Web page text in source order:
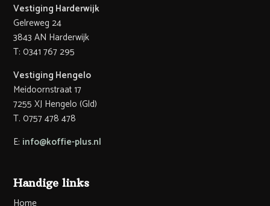
Vestiging Harderwijk
Gelreweg 24
3843 AN Harderwijk
T: 0341 767 295
Vestiging Hengelo
Meidoornstraat 17
7255 XJ Hengelo (Gld)
T. 0757 478 478
E: info@koffie-plus.nl
Handige links